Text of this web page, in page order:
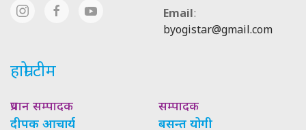
Email:
byogistar@gmail.com
हाम्रो टीम
प्रधान सम्पादक
दीपक आचार्य
सम्पादक
बसन्त योगी